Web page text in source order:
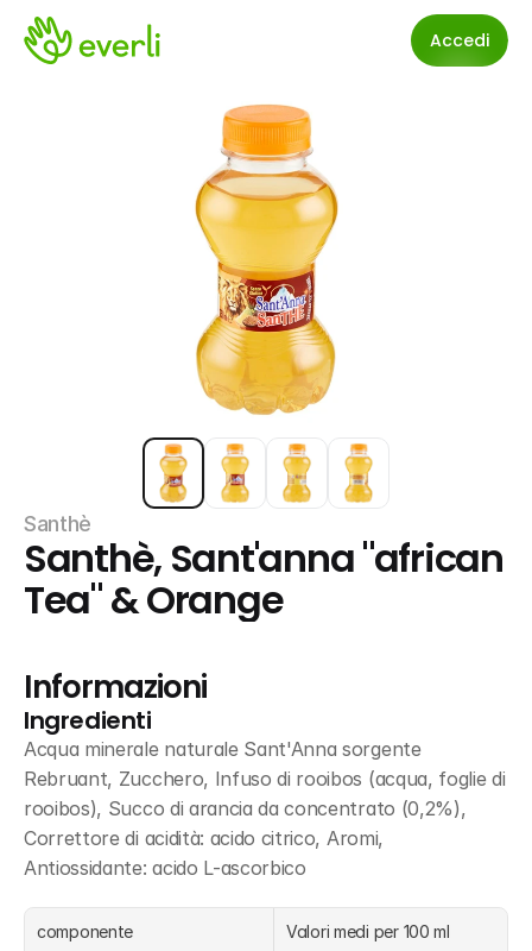
Accedi
Santhè
Santhè, Sant'anna "african
Tea" & Orange
Informazioni
Ingredienti
Acqua minerale naturale Sant'Anna sorgente
Rebruant, Zucchero, Infuso di rooibos (acqua, foglie di
rooibos), Succo di arancia da concentrato (0,2%),
Correttore di acidità: acido citrico, Aromi,
Antiossidante: acido L-ascorbico
componente Valori medi per 100 ml